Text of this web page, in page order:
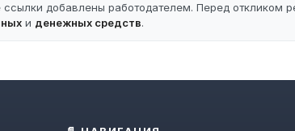
ссылки добавлены работодателем. Перед
и денежных средств.